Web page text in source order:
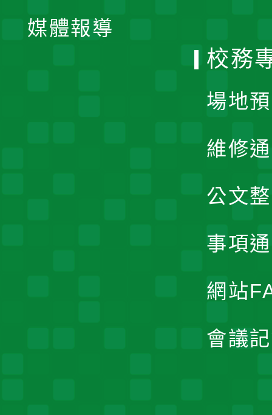
媒體報導
校務
場地
維修
公文
事項
網站
會議